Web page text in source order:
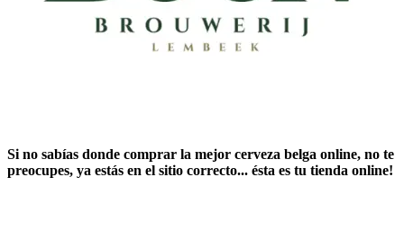
Si no sabías ​ donde comprar la mejor cerveza belga online​, no te
preocupes, ya estás en el sitio correcto... ésta es tu tienda online!